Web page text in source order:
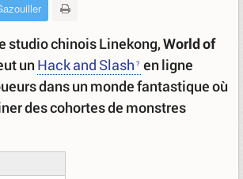
studio chinois Linekong,World of
un Hack and Slash en ligne
dans un monde fantastique où
des cohortes de monstres